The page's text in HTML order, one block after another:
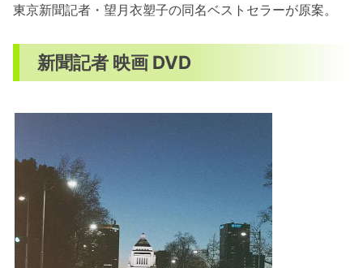
東京新聞記者・望月衣塑子の同名ベストセラーが原案。
新聞記者 映画 DVD